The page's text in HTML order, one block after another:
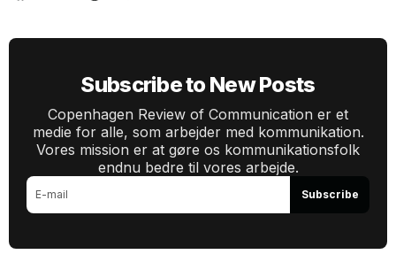
Subscribe to New Posts
Copenhagen Review of Communication er et
medie for alle, som arbejder med kommunikation.
Vores mission er at gøre os kommunikationsfolk
endnu bedre til vores arbejde.
Subscribe